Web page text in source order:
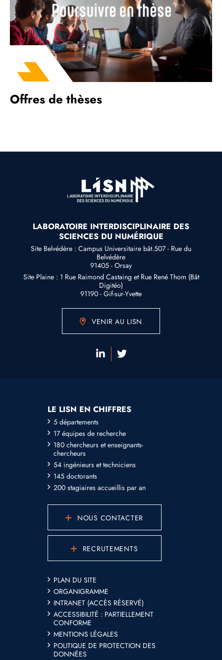
Offres de thèses
LABORATOIRE INTERDISCIPLINAIRE DES
SCIENCES DU NUMÉRIQUE
Site Belvédère : Campus Universitaire bât.507 - Rue du
Belvédère
91405 - Orsay
Site Plaine : 1 Rue Raimond Castaing et Rue René Thom (Bât
Digitéo)
91190 - Gif-sur-Yvette
VENIR AU LISN
LE LISN EN CHIFFRES
5 départements
17 équipes de recherche
180 chercheurs et enseignants-
chercheurs
54 ingénieurs et techniciens
145 doctorants
200 stagiaires accueillis par an
NOUS CONTACTER
RECRUTEMENTS
PLAN DU SITE
ORGANIGRAMME
INTRANET (ACCÈS RÉSERVÉ)
ACCESSIBILITÉ : PARTIELLEMENT
CONFORME
MENTIONS LÉGALES
POLITIQUE DE PROTECTION DES
DONNÉES